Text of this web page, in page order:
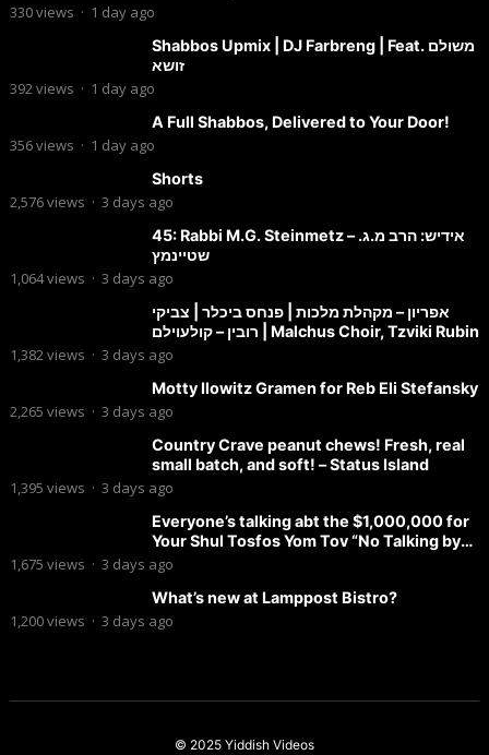
330views · 1 day ago
Shabbos Upmix | DJ Farbreng | Feat. משולם
זושא
392views · 1 day ago
A Full Shabbos, Delivered to Your Door!
356views · 1 day ago
Shorts
2,576views · 3 days ago
45: Rabbi M.G. Steinmetz – אידיש: הרב מ.ג.
שטיינמץ
1,064views · 3 days ago
אפריון – מקהלת מלכות | פנחס ביכלר | צביקי
רובין – קולעוילם | Malchus Choir, Tzviki Rubin
1,382views · 3 days ago
Motty Ilowitz Gramen for Reb Eli Stefansky
2,265 views · 3 days ago
Country Crave peanut chews! Fresh, real
small batch, and soft! – Status Island
1,395 views · 3 days ago
Everyone’s talking abt the $1,000,000 for
Your Shul Tosfos Yom Tov “No Talking by
Davening” movement
1,675 views · 3 days ago
What’s new at Lamppost Bistro?
1,200views · 3 days ago
© 2025 Yiddish Videos